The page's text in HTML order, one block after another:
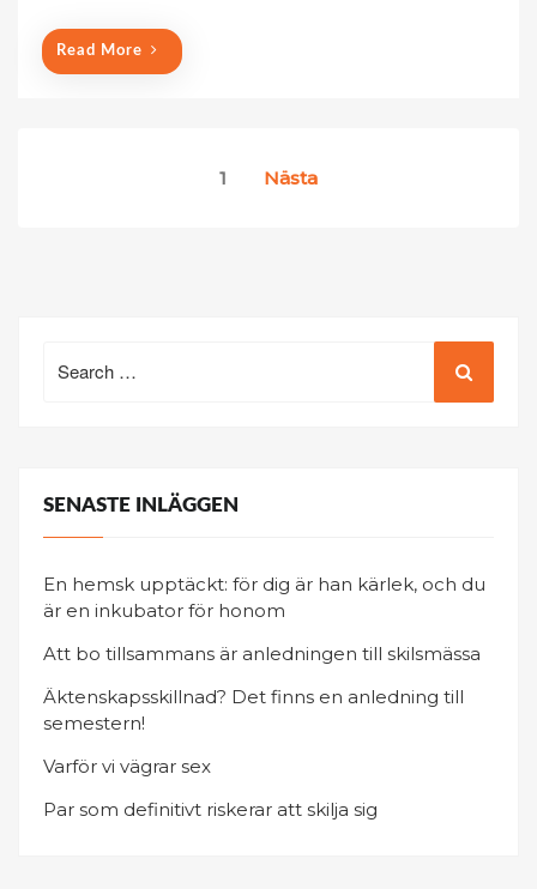
Read More
Inläggsnavigering
1 Nästa
for:
SENASTE INLÄGGEN
En hemsk upptäckt: för dig är han kärlek, och du
är en inkubator för honom
Att bo tillsammans är anledningen till skilsmässa
Äktenskapsskillnad? Det finns en anledning till
semestern!
Varför vi vägrar sex
Par som definitivt riskerar att skilja sig